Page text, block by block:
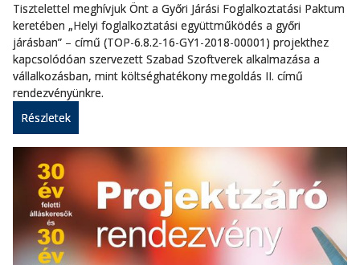
Tisztelettel meghívjuk Önt a Győri Járási Foglalkoztatási Paktum
keretében „Helyi foglalkoztatási együttműködés a győri
járásban” – című (TOP-6.8.2-16-GY1-2018-00001) projekthez
kapcsolódóan szervezett Szabad Szoftverek alkalmazása a
vállalkozásban, mint költséghatékony megoldás II. című
rendezvényünkre.
Részletek